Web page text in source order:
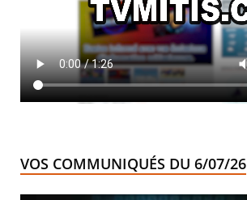
VOS COMMUNIQUÉS DU 6/07/26